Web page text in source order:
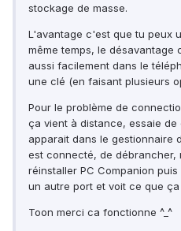
stockage de masse.
L'avantage c'est que tu peux
même temps, le
aussi facilement dans le
une clé (en faisant plusieurs
Pour le problème de
ça vient à distance, essaie
apparait dans le gestionnaire
est connecté, de débrancher,
réinstaller PC Companion
un autre port et voit ce que ça
Toon merci ca fonctionne ^_^